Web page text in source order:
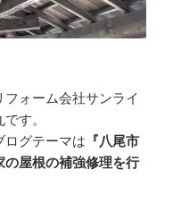
フォーム会社サンライ
す。
ログテーマは 『八尾市
の屋根の補強修理を行